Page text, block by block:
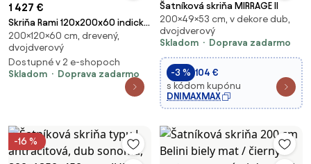
1 427 €
Skriňa Rami 120x200x60 indický
masív palisander Only stain
200×120×60 cm, drevený,
dvojdverový
Dostupné v 2 e-shopoch
Skladom
Doprava zadarmo
Šatníková skriňa MIRRAGE II
200×49×53 cm, v dekore dub,
dvojdverový
Skladom
Doprava zadarmo
-3 % 104 €
s kódom kupónu
DNIMAXMAX
-16 %